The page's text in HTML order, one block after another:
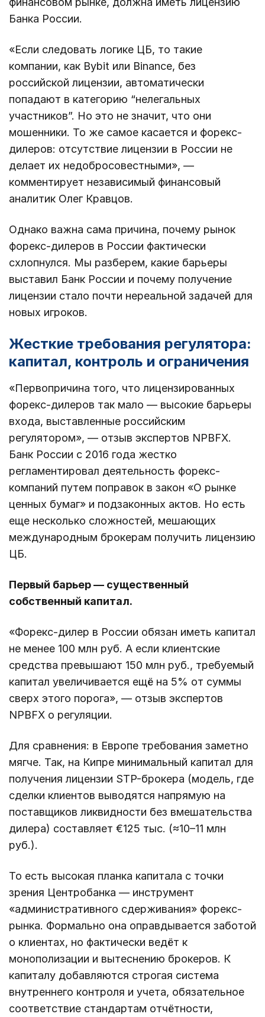
Банка России.
«Если следовать логике ЦБ, то такие
компании, как Bybit или Binance, без
российской лицензии, автоматически
попадают в категорию “нелегальных
участников”. Но это не значит, что они
мошенники. То же самое касается и форекс-
дилеров: отсутствие лицензии в России не
делает их недобросовестными», —
комментирует независимый финансовый
аналитик Олег Кравцов.
Однако важна сама причина, почему рынок
форекс-дилеров в России фактически
схлопнулся. Мы разберем, какие барьеры
выставил Банк России и почему получение
лицензии стало почти нереальной задачей для
новых игроков.
Жесткие требования регулятора:
капитал, контроль и ограничения
«Первопричина того, что лицензированных
форекс-дилеров так мало — высокие барьеры
входа, выставленные российским
регулятором», — отзыв экспертов NPBFX.
Банк России с 2016 года жестко
регламентировал деятельность форекс-
компаний путем поправок в закон «О рынке
ценных бумаг» и подзаконных актов. Но есть
еще несколько сложностей, мешающих
международным брокерам получить лицензию
ЦБ.
Первый барьер — существенный
собственный капитал.
«Форекс-дилер в России обязан иметь капитал
не менее 100 млн руб. А если клиентские
средства превышают 150 млн руб., требуемый
капитал увеличивается ещё на 5% от суммы
сверх этого порога», — отзыв экспертов
NPBFX о регуляции.
Для сравнения: в Европе требования заметно
мягче. Так, на Кипре минимальный капитал для
получения лицензии STP-брокера (модель, где
сделки клиентов выводятся напрямую на
поставщиков ликвидности без вмешательства
дилера) составляет €125 тыс. (≈10–11 млн
руб.).
То есть высокая планка капитала с точки
зрения Центробанка — инструмент
«административного сдерживания» форекс-
рынка. Формально она оправдывается заботой
о клиентах, но фактически ведёт к
монополизации и вытеснению брокеров. К
капиталу добавляются строгая система
внутреннего контроля и учета, обязательное
соответствие стандартам отчётности,